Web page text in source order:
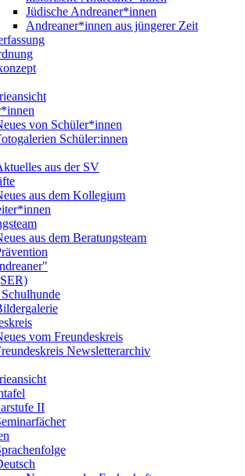
Jüdische Andreaner*innen
Andreaner*innen aus jüngerer Zeit
von Schüler*innen
Schüler:innen
aus der SV
aus dem Kollegium
aus dem Beratungsteam
vom Freundeskreis
Newsletterarchiv
II